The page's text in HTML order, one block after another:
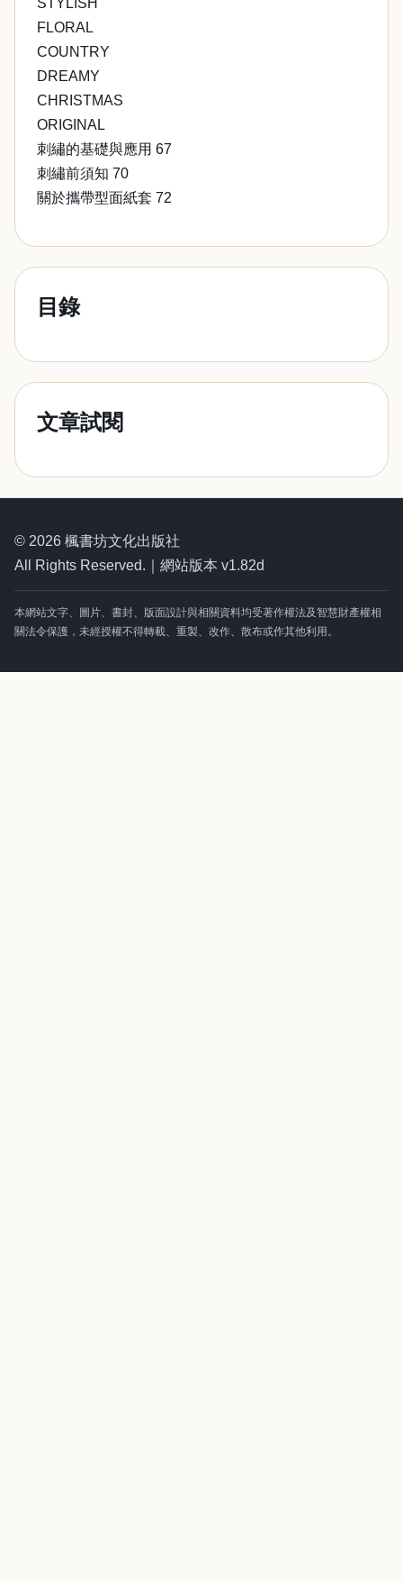
STYLISH
FLORAL
COUNTRY
DREAMY
CHRISTMAS
ORIGINAL
刺繡的基礎與應用 67
刺繡前須知 70
關於攜帶型面紙套 72
目錄
文章試閱
© 2026 楓書坊文化出版社
All Rights Reserved.｜網站版本 v1.82d
本網站文字、圖片、書封、版面設計與相關資料均受著作權法及智慧財產權相
關法令保護，未經授權不得轉載、重製、改作、散布或作其他利用。